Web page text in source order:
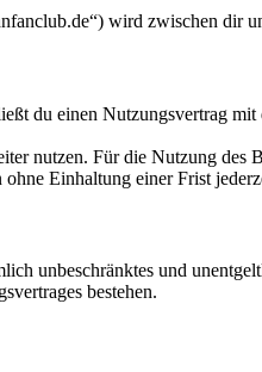
wird zwischen dir
du einen Nutzungsvertrag
nutzen. Für die Nutzung
Einhaltung einer Frist
unbeschränktes und
bestehen.